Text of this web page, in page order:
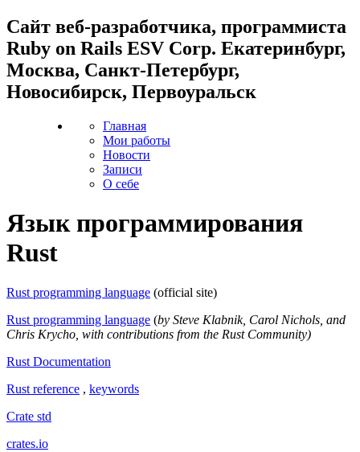
Cайт веб-разработчика, программиста
Ruby on Rails ESV Corp. Екатеринбург,
Москва, Санкт-Петербург,
Новосибирск, Первоуральск
Главная
Мои работы
Новости
Записи
О себе
Язык программирования
Rust
Rust programming language (official site)
Rust programming language (by Steve Klabnik, Carol Nichols, and
Chris Krycho, with contributions from the Rust Community)
Rust Documentation
Rust reference , keywords
Crate std
crates.io